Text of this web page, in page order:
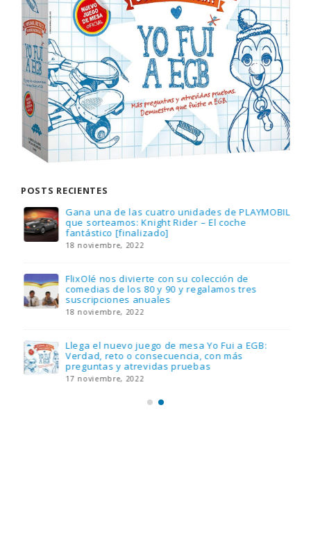
POSTS RECIENTES
Gana una de las cuatro unidades de PLAYMOBIL
que sorteamos: Knight Rider – El coche
fantástico [finalizado]
18 noviembre, 2022
FlixOlé nos divierte con su colección de
comedias de los 80 y 90 y regalamos tres
suscripciones anuales
18 noviembre, 2022
Llega el nuevo juego de mesa Yo Fui a EGB:
Verdad, reto o consecuencia, con más
preguntas y atrevidas pruebas
17 noviembre, 2022